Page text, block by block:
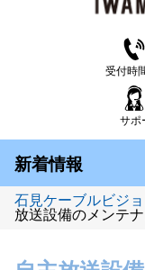
受付時
サポ
新着情報
石見ケーブルビジ
放送設備のメンテ